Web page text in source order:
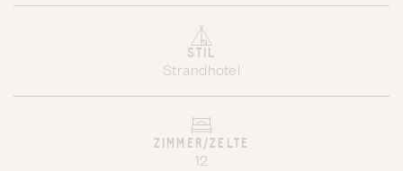
STIL
Strandhotel
ZIMMER/ZELTE
12